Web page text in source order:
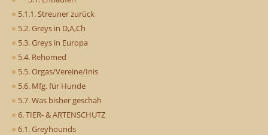
5.1.1. Streuner zurück
5.2. Greys in D,A,Ch
5.3. Greys in Europa
5.4. Rehomed
5.5. Orgas/Vereine/Inis
5.6. Mfg. für Hunde
5.7. Was bisher geschah
6. TIER- & ARTENSCHUTZ
6.1. Greyhounds